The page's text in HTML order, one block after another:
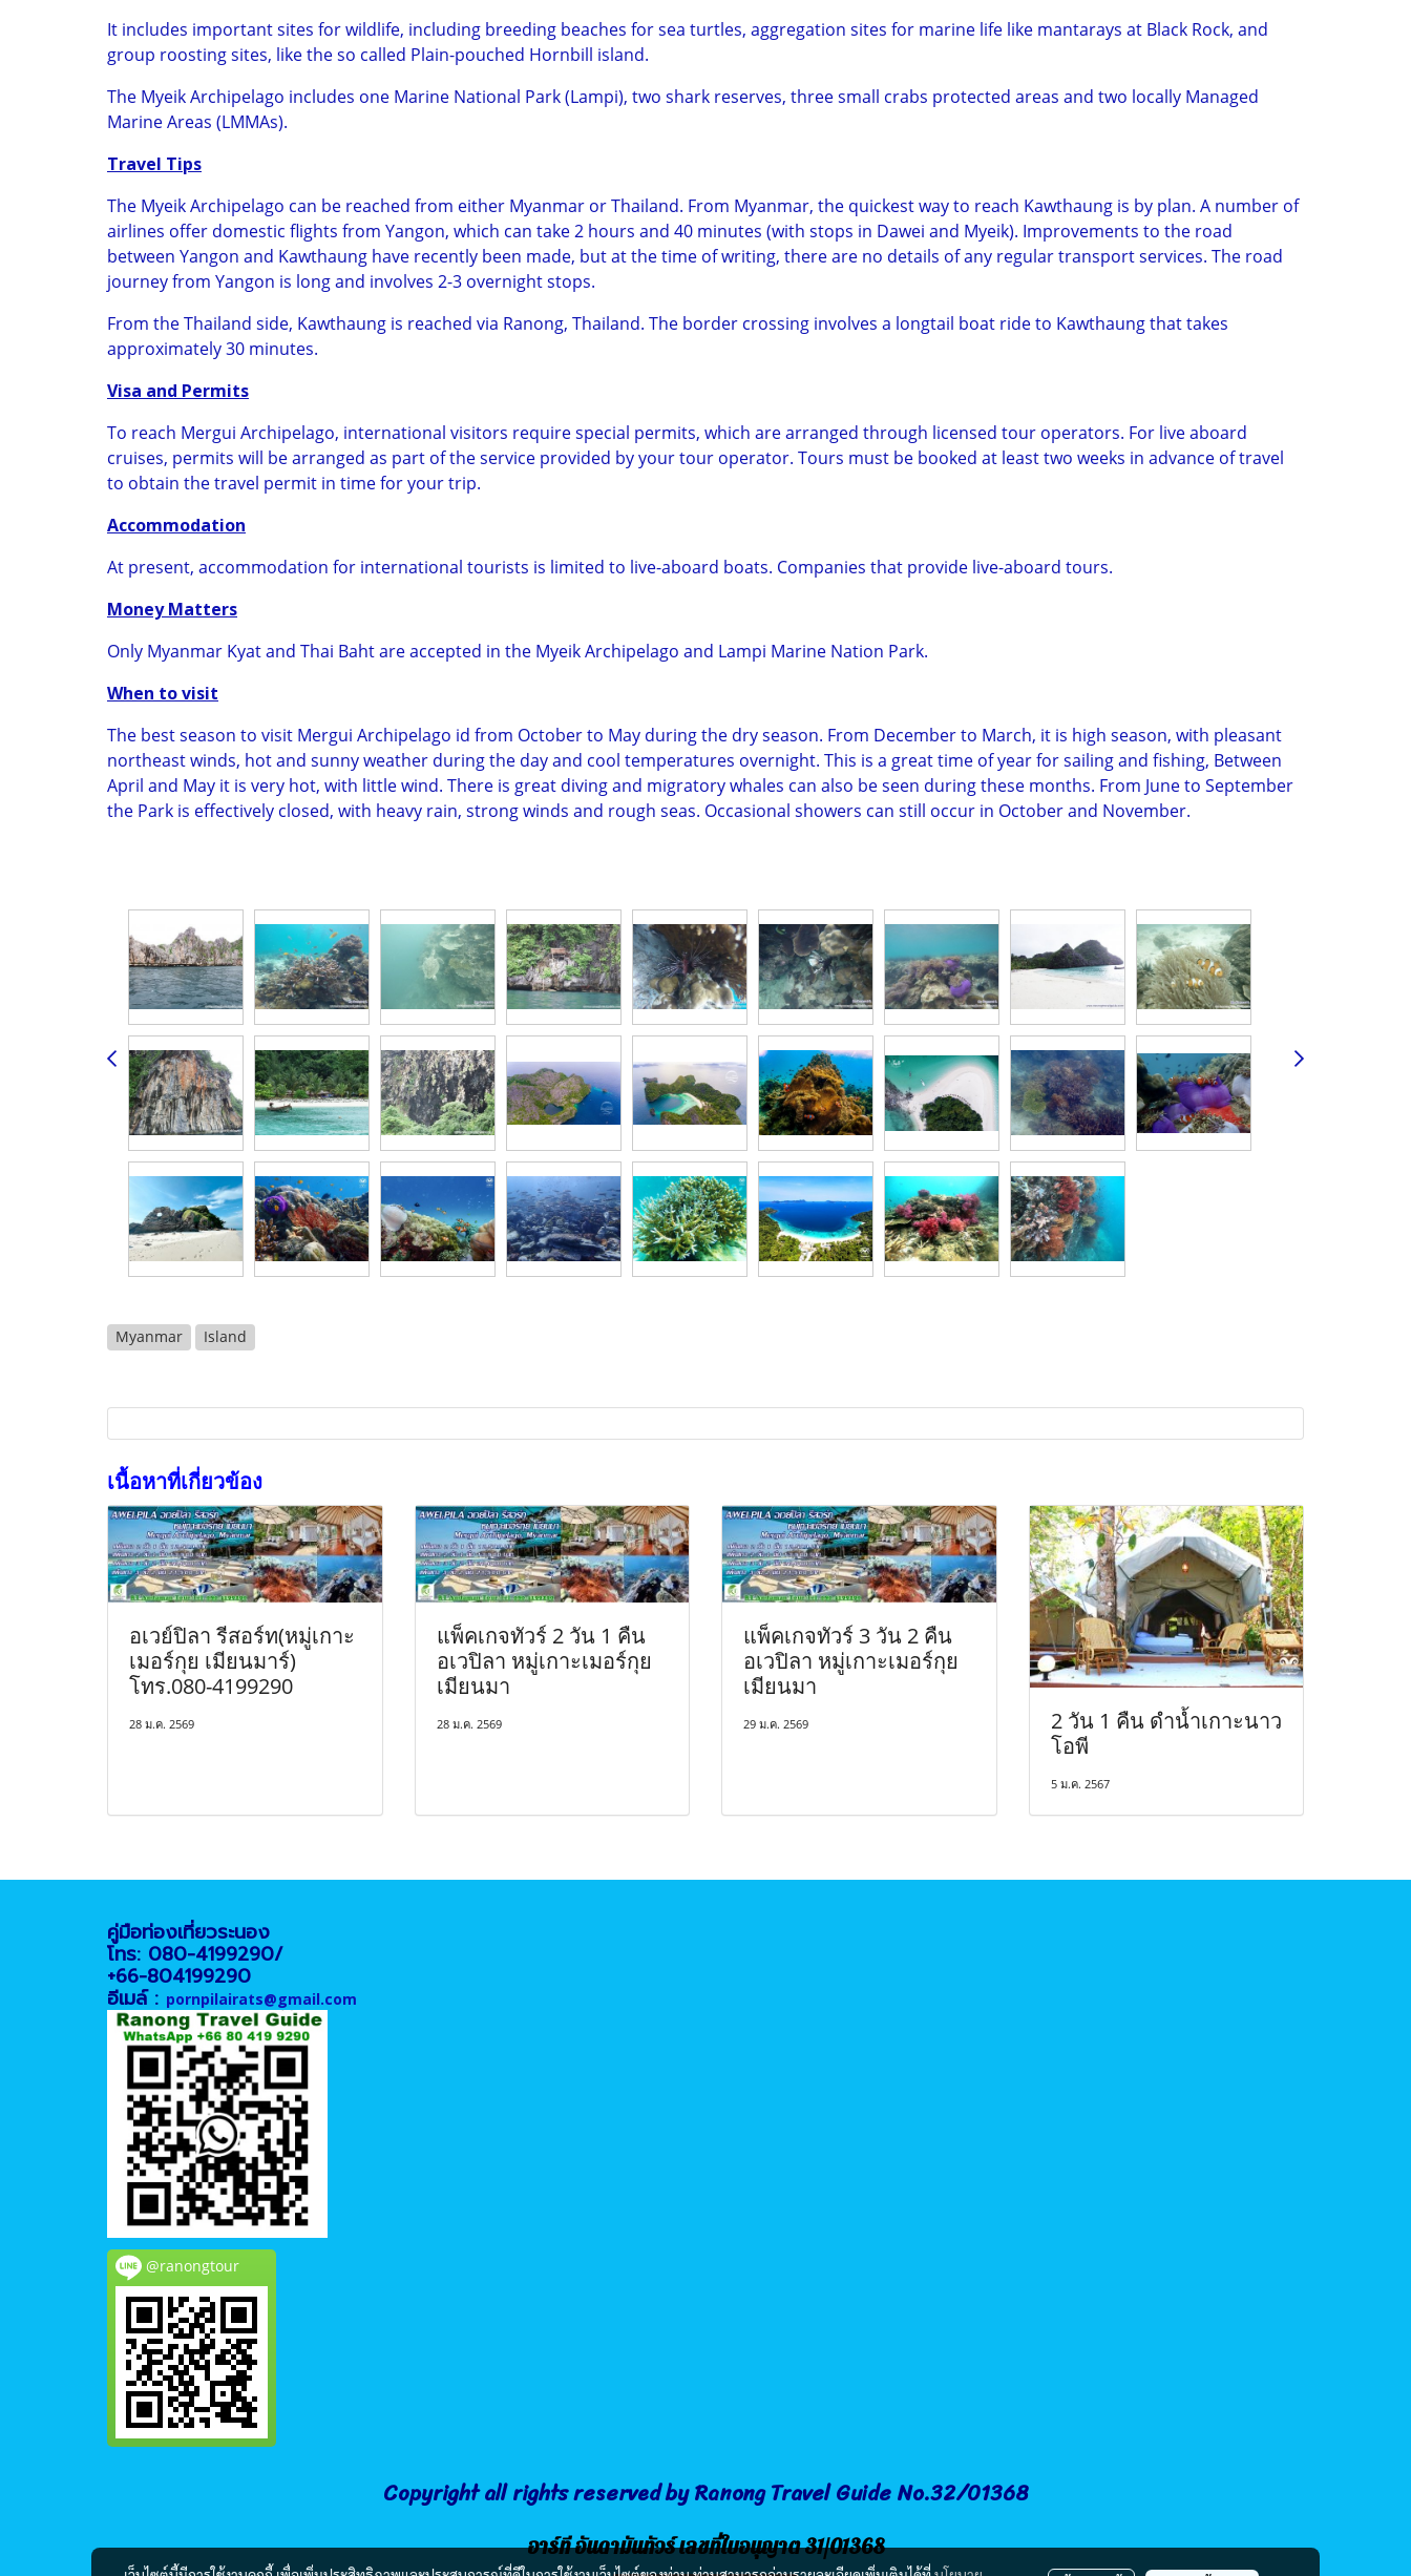
It includes important sites for wildlife, including breeding beaches for sea turtles, aggregation sites for marine life like mantarays at Black Rock, and
group roosting sites, like the so called Plain-pouched Hornbill island.
The Myeik Archipelago includes one Marine National Park (Lampi), two shark reserves, three small crabs protected areas and two locally Managed
Marine Areas (LMMAs).
Travel Tips
The Myeik Archipelago can be reached from either Myanmar or Thailand. From Myanmar, the quickest way to reach Kawthaung is by plan. A number of
airlines offer domestic flights from Yangon, which can take 2 hours and 40 minutes (with stops in Dawei and Myeik). Improvements to the road
between Yangon and Kawthaung have recently been made, but at the time of writing, there are no details of any regular transport services. The road
journey from Yangon is long and involves 2-3 overnight stops.
From the Thailand side, Kawthaung is reached via Ranong, Thailand. The border crossing involves a longtail boat ride to Kawthaung that takes
approximately 30 minutes.
Visa and Permits
To reach Mergui Archipelago, international visitors require special permits, which are arranged through licensed tour operators. For live aboard
cruises, permits will be arranged as part of the service provided by your tour operator. Tours must be booked at least two weeks in advance of travel
to obtain the travel permit in time for your trip.
Accommodation
At present, accommodation for international tourists is limited to live-aboard boats. Companies that provide live-aboard tours.
Money Matters
Only Myanmar Kyat and Thai Baht are accepted in the Myeik Archipelago and Lampi Marine Nation Park.
When to visit
The best season to visit Mergui Archipelago id from October to May during the dry season. From December to March, it is high season, with pleasant
northeast winds, hot and sunny weather during the day and cool temperatures overnight. This is a great time of year for sailing and fishing, Between
April and May it is very hot, with little wind. There is great diving and migratory whales can also be seen during these months. From June to September
the Park is effectively closed, with heavy rain, strong winds and rough seas. Occasional showers can still occur in October and November.
Myanmar Island
เนื้อหาที่เกี่ยวข้อง
อเวย์ปิลา รีสอร์ท(หมู่เกาะ
เมอร์กุย เมียนมาร์)
โทร.080-4199290
28 ม.ค. 2569
แพ็คเกจทัวร์ 2 วัน 1 คืน
อเวปิลา หมู่เกาะเมอร์กุย
เมียนมา
28 ม.ค. 2569
แพ็คเกจทัวร์ 3 วัน 2 คืน
อเวปิลา หมู่เกาะเมอร์กุย
เมียนมา
29 ม.ค. 2569
2 วัน 1 คืน ดำน้ำเกาะนาว
โอพี
5 ม.ค. 2567
คู่มือท่องเที่ยวระนอง
โทร: 080-4199290/
+66-804199290
อีเมล์ : pornpilairats@gmail.com
@ranongtour
Copyright all rights reserved by Ranong Travel Guide No.32/01368
อาร์ที อันดามันทัวร์ เลขที่ใบอนุญาต 31/01368